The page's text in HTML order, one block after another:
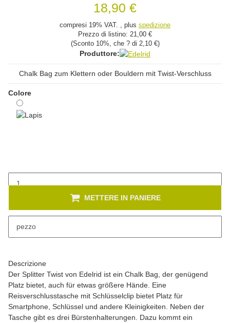
18,90 €
compresi 19% VAT. , plus spedizione
Prezzo di listino: 21,00 €
(Sconto 10%, che ? di 2,10 €)
Produttore:
Chalk Bag zum Klettern oder Bouldern mit Twist-Verschluss
Colore
pezzo
METTERE IN PANIERE
Descrizione
Der Splitter Twist von Edelrid ist ein Chalk Bag, der genügend
Platz bietet, auch für etwas größere Hände. Eine
Reisverschlusstasche mit Schlüsselclip bietet Platz für
Smartphone, Schlüssel und andere Kleinigkeiten. Neben der
Tasche gibt es drei Bürstenhalterungen. Dazu kommt ein